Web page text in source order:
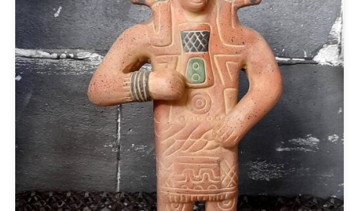
Βραχιόλια
Γάμος-Βάπτιση
Γιλέκο
Γλυπτική - Sculpture
Γραβάτα
Δακτυλίδια
Ζακέτες
Ζώνες